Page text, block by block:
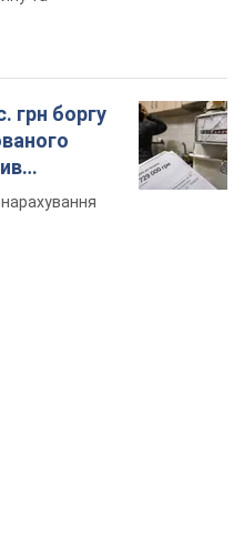
грн боргу